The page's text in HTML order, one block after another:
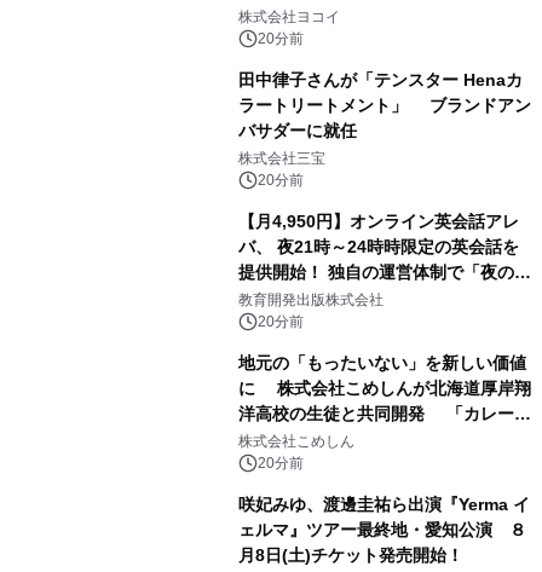
株式会社ヨコイ
20分前
田中律子さんが「テンスター Henaカ
ラートリートメント」 ブランドアン
バサダーに就任
株式会社三宝
20分前
【月4,950円】オンライン英会話アレ
バ、 夜21時～24時時限定の英会話を
提供開始！ 独自の運営体制で「夜の予
約取れない問題」を解決
教育開発出版株式会社
20分前
地元の「もったいない」を新しい価値
に 株式会社こめしんが北海道厚岸翔
洋高校の生徒と共同開発 「カレー＆
いかくんおむすび」発売
株式会社こめしん
20分前
咲妃みゆ、渡邊圭祐ら出演『Yerma イ
ェルマ』ツアー最終地・愛知公演 ８
月8日(土)チケット発売開始！